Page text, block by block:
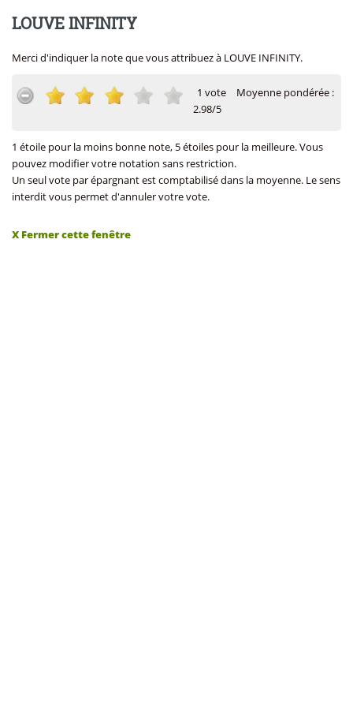
LOUVE INFINITY
Merci d'indiquer la note que vous attribuez à LOUVE INFINITY.
1 vote
Moyenne pondérée :
2.98/5
1 étoile pour la moins bonne note, 5 étoiles pour la meilleure. Vous
pouvez modifier votre notation sans restriction.
Un seul vote par épargnant est comptabilisé dans la moyenne. Le sens
interdit vous permet d'annuler votre vote.
X Fermer cette fenêtre